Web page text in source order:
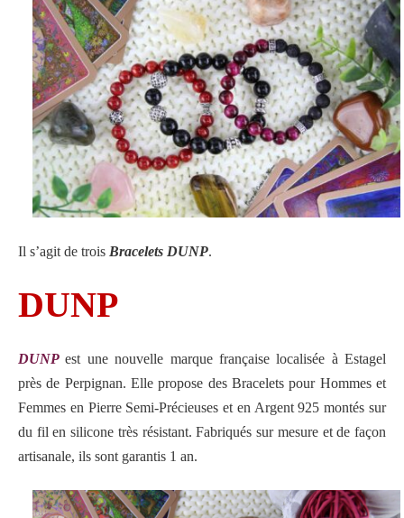
Il s’agit de trois Bracelets DUNP.
DUNP
DUNPest une nouvelle marque française localisée à Estagel
près de Perpignan. Elle propose des Bracelets pour Hommes et
Femmes en Pierre Semi-Précieuses et en Argent 925 montés sur
du fil en silicone très résistant. Fabriqués sur mesure et de façon
artisanale, ils sont garantis 1 an.